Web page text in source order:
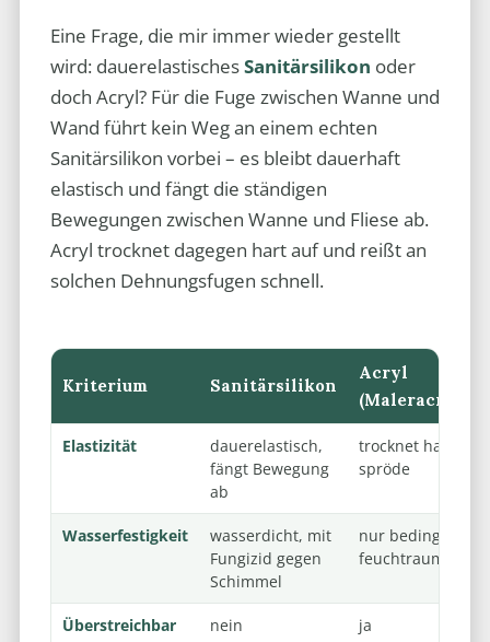
Eine Frage, die mir immer wieder gestellt
wird: dauerelastischesSanitärsilikon oder
doch Acryl? Für die Fuge zwischen Wanne und
Wand führt kein Weg an einem echten
Sanitärsilikon vorbei – es bleibt dauerhaft
elastisch und fängt die ständigen
Bewegungen zwischen Wanne und Fliese ab.
Acryl trocknet dagegen hart auf und reißt an
solchen Dehnungsfugen schnell.
Kriterium Sanitärsilikon
Acryl
(Maleracryl)
Elastizität
dauerelastisch,
fängt Bewegung
ab
trocknet hart,
spröde
Wasserfestigkeit
wasserdicht, mit
Fungizid gegen
Schimmel
nur bedingt
Überstreichbar nein ja